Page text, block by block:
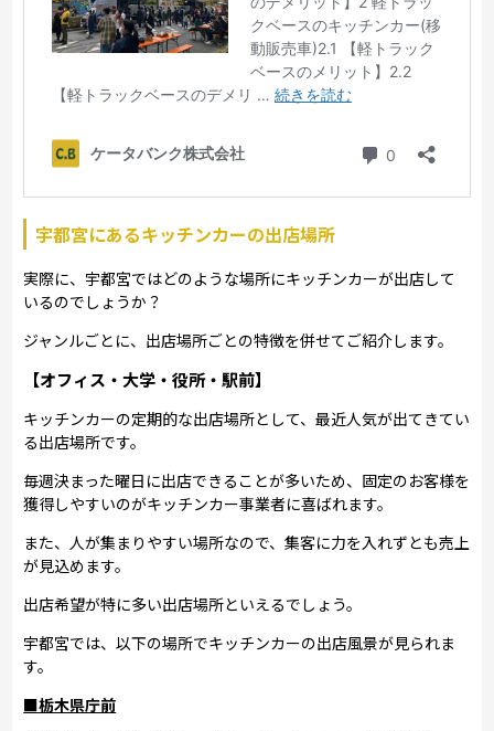
宇都宮にあるキッチンカーの出店場所
実際に、宇都宮ではどのような場所にキッチンカーが出店して
いるのでしょうか？
ジャンルごとに、出店場所ごとの特徴を併せてご紹介します。
【オフィス・大学・役所・駅前】
キッチンカーの定期的な出店場所として、最近人気が出てきてい
る出店場所です。
毎週決まった曜日に出店できることが多いため、固定のお客様を
獲得しやすいのがキッチンカー事業者に喜ばれます。
また、人が集まりやすい場所なので、集客に力を入れずとも売上
が見込めます。
出店希望が特に多い出店場所といえるでしょう。
宇都宮では、以下の場所でキッチンカーの出店風景が見られま
す。
■栃木県庁前